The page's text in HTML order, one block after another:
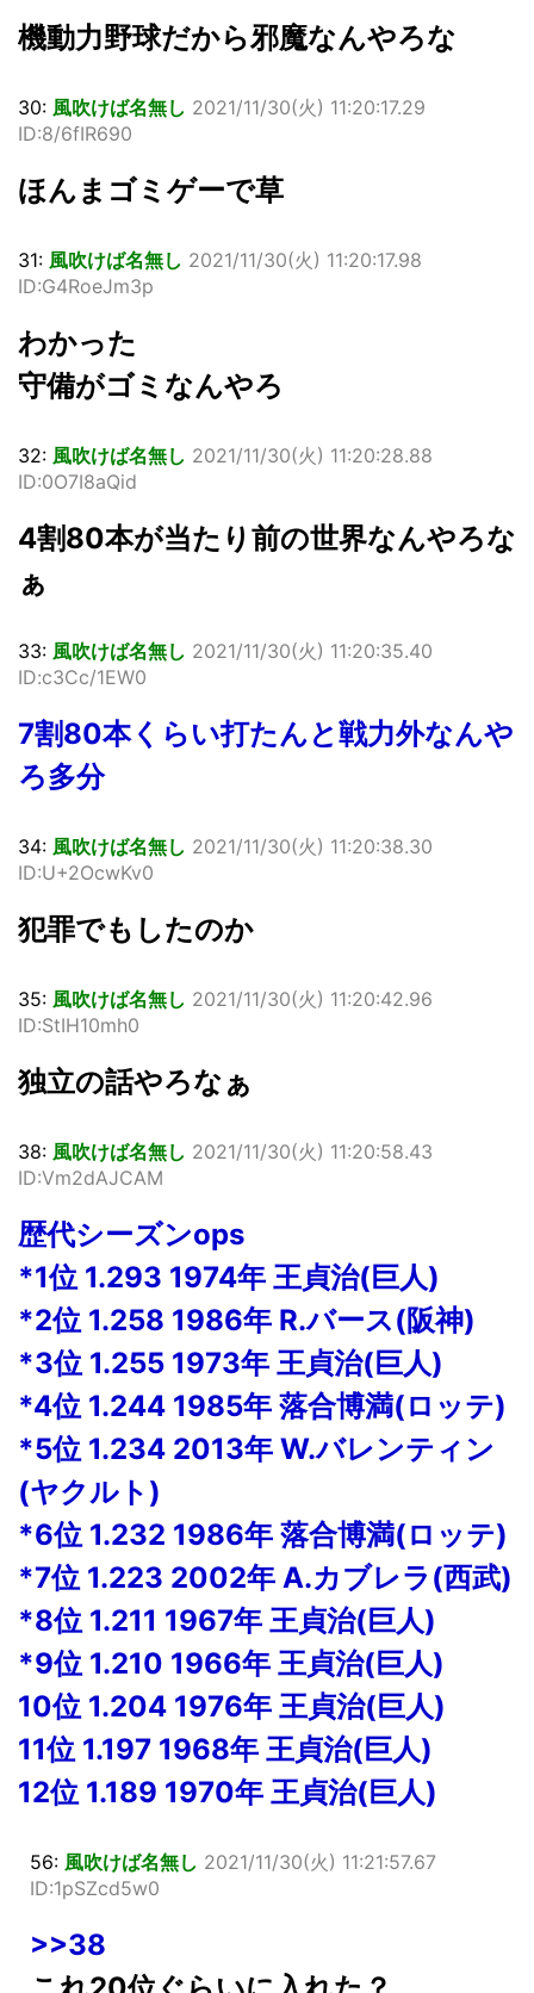
機動力野球だから邪魔なんやろな
30: 風吹けば名無し 2021/11/30(火) 11:20:17.29
ID:8/6fIR690
ほんまゴミゲーで草
31: 風吹けば名無し 2021/11/30(火) 11:20:17.98
ID:G4RoeJm3p
わかった
守備がゴミなんやろ
32: 風吹けば名無し 2021/11/30(火) 11:20:28.88
ID:0O7I8aQid
4割80本が当たり前の世界なんやろな
ぁ
33: 風吹けば名無し 2021/11/30(火) 11:20:35.40
ID:c3Cc/1EW0
7割80本くらい打たんと戦力外なんや
ろ多分
34: 風吹けば名無し 2021/11/30(火) 11:20:38.30
ID:U+2OcwKv0
犯罪でもしたのか
35: 風吹けば名無し 2021/11/30(火) 11:20:42.96
ID:StIH10mh0
独立の話やろなぁ
38: 風吹けば名無し 2021/11/30(火) 11:20:58.43
ID:Vm2dAJCAM
歴代シーズンops
*1位 1.293 1974年 王貞治(巨人)
*2位 1.258 1986年 R.バース(阪神)
*3位 1.255 1973年 王貞治(巨人)
*4位 1.244 1985年 落合博満(ロッテ)
*5位 1.234 2013年 W.バレンティン
(ヤクルト)
*6位 1.232 1986年 落合博満(ロッテ)
*7位 1.223 2002年 A.カブレラ(西武)
*8位 1.211 1967年 王貞治(巨人)
*9位 1.210 1966年 王貞治(巨人)
10位 1.204 1976年 王貞治(巨人)
11位 1.197 1968年 王貞治(巨人)
12位 1.189 1970年 王貞治(巨人)
56: 風吹けば名無し 2021/11/30(火) 11:21:57.67
ID:1pSZcd5w0
>>38